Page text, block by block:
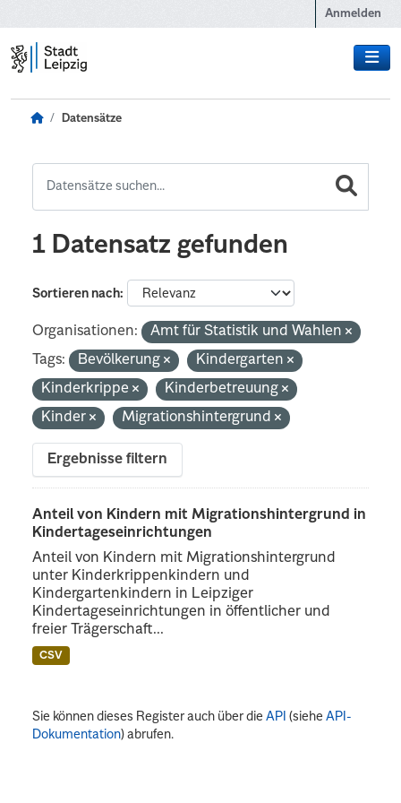
Anmelden
Datensätze
1 Datensatz gefunden
Sortieren nach
Organisationen:
Amt für Statistik und Wahlen
Tags:
Bevölkerung
Kindergarten
Kinderkrippe
Kinderbetreuung
Kinder
Migrationshintergrund
Ergebnisse filtern
Anteil von Kindern mit Migrationshintergrund in
Kindertageseinrichtungen
Anteil von Kindern mit Migrationshintergrund
unter Kinderkrippenkindern und
Kindergartenkindern in Leipziger
Kindertageseinrichtungen in öffentlicher und
freier Trägerschaft...
CSV
Sie können dieses Register auch über dieAPI (sieheAPI-
Dokumentation) abrufen.